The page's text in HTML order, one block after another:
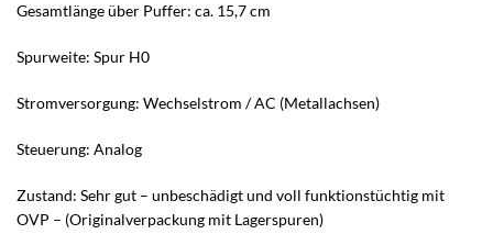
Gesamtlänge über Puffer: ca. 15,7 cm
Spurweite: Spur H0
Stromversorgung: Wechselstrom / AC (Metallachsen)
Steuerung: Analog
Zustand: Sehr gut – unbeschädigt und voll funktionstüchtig mit
OVP – (Originalverpackung mit Lagerspuren)